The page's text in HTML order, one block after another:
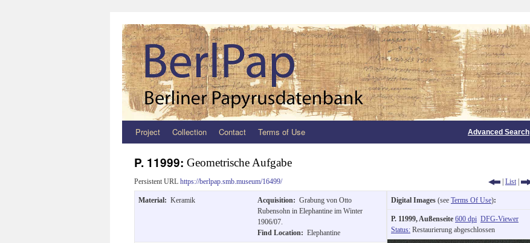
Zum
springen
Project Collection Contact Terms of Use Advanced Search
P. 11999: Geometrische Aufgabe
Persistent URL https://berlpap.smb.museum/16499/ | List |
Material: Keramik Acquisition: Grabung von Otto
Rubensohn in Elephantine im Winter
1906/07.
Find Location: Elephantine
Digital Images (see Terms Of Use):
P. 11999, Außenseite 600 dpi DFG-Viewer
Status: Restaurierung abgeschlossen